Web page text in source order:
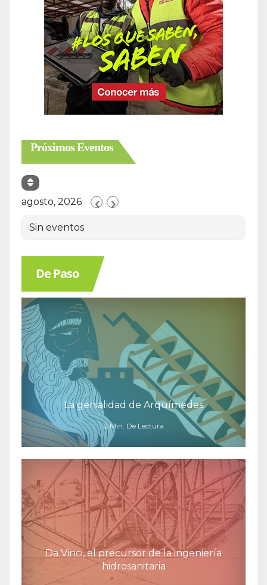
Próximos Eventos
agosto, 2026
Sin eventos
De Paso
La genialidad de Arquímedes
2 Min. De Lectura
Da Vinci, el precursor de la ingeniería
hidrosanitaria